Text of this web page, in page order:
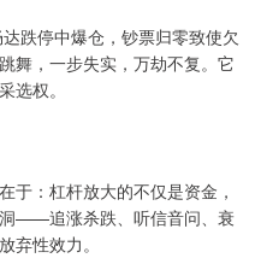
跌停中爆仓，钞票归零致使欠
舞，一步失实，万劫不复。它
选权。
于：杠杆放大的不仅是资金，
——追涨杀跌、听信音问、衰
性效力。